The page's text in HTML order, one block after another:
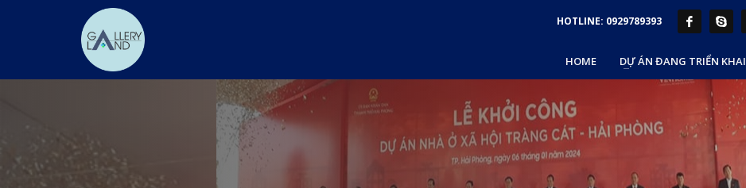
HOTLINE: 0929789393
HOME DỰ ÁN ĐANG TRIỂN KHAI